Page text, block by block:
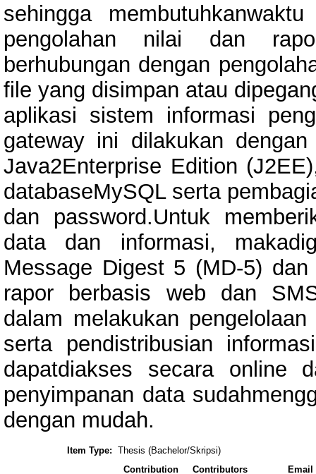
sehingga
pengolahan nilai dan
berhubungan dengan
file yang disimpan atau
aplikasi sistem informasi
gateway ini dilakukan
Java2Enterprise Edition
databaseMySQL serta
dan password.Untuk
data dan informasi,
Message Digest 5 (MD-5)
rapor berbasis web dan
dalam melakukan
serta pendistribusian
dapatdiakses secara online
penyimpanan data
dengan mudah.
Item Type: Thesis (Bachelor/Skripsi)
Contribution Contributors
Email